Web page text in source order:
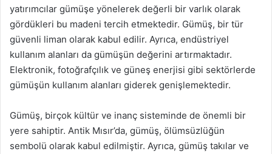
yatırımcılar gümüşe yönelerek değerli bir varlık olarak
gördükleri bu madeni tercih etmektedir. Gümüş, bir tür
güvenli liman olarak kabul edilir. Ayrıca, endüstriyel
kullanım alanları da gümüşün değerini artırmaktadır.
Elektronik, fotoğrafçılık ve güneş enerjisi gibi sektörlerde
gümüşün kullanım alanları giderek genişlemektedir.
Gümüş, birçok kültür ve inanç sisteminde de önemli bir
yere sahiptir. Antik Mısır’da, gümüş, ölümsüzlüğün
sembolü olarak kabul edilmiştir. Ayrıca, gümüş takılar ve